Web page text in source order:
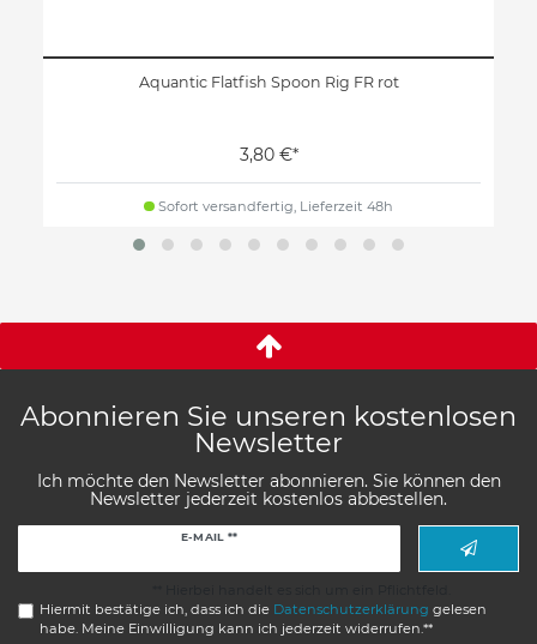
Aquantic Flatfish Spoon Rig FR rot
3,80 €*
Sofort versandfertig, Lieferzeit 48h
Abonnieren Sie unseren kostenlosen
Newsletter
Ich möchte den Newsletter abonnieren. Sie können den
Newsletter jederzeit kostenlos abbestellen.
E-MAIL **
Hiermit bestätige ich, dass ich die Daten­schutz­erklärung gelesen
habe. Meine Einwilligung kann ich jederzeit widerrufen.**